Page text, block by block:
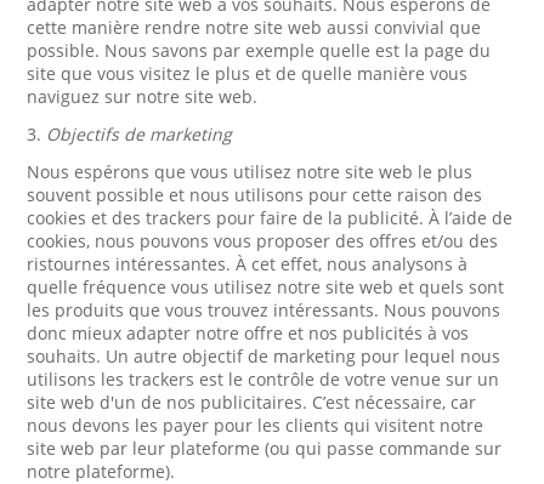
cette manière rendre notre site web aussi convivial que
possible. Nous savons par exemple quelle est la page du
site que vous visitez le plus et de quelle manière vous
naviguez sur notre site web.
3. Objectifs de marketing
Nous espérons que vous utilisez notre site web le plus
souvent possible et nous utilisons pour cette raison des
cookies et des trackers pour faire de la publicité. À l’aide de
cookies, nous pouvons vous proposer des offres et/ou des
ristournes intéressantes. À cet effet, nous analysons à
quelle fréquence vous utilisez notre site web et quels sont
les produits que vous trouvez intéressants. Nous pouvons
donc mieux adapter notre offre et nos publicités à vos
souhaits. Un autre objectif de marketing pour lequel nous
utilisons les trackers est le contrôle de votre venue sur un
site web d'un de nos publicitaires. C’est nécessaire, car
nous devons les payer pour les clients qui visitent notre
site web par leur plateforme (ou qui passe commande sur
notre plateforme).